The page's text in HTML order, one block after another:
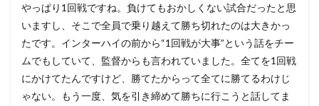
やっぱり1回戦ですね。負けてもおかしくない試合だったと思
いますし、そこで全員で乗り越えて勝ち切れたのは大きかっ
たです。インターハイの前から“1回戦が大事”という話をチー
ムでもしていて、監督からも言われていました。全てを1回戦
にかけてたんですけど、勝てたからって全てに勝てるわけじ
ゃない。もう一度、気を引き締めて勝ちに行こうと話してま